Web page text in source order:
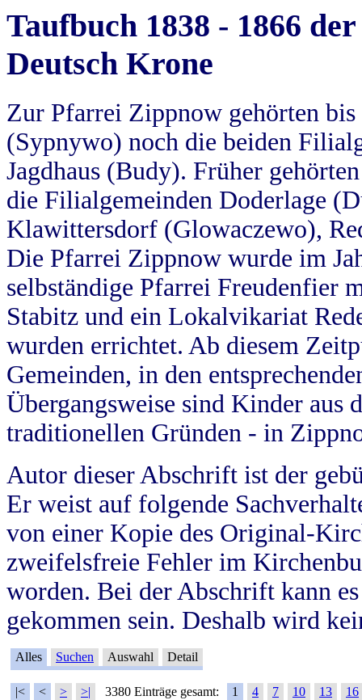
Taufbuch 1838 - 1866
Deutsch Krone
Zur Pfarrei Zippnow gehörten
(Sypnywo) noch die beiden
Jagdhaus (Budy). Früher
die Filialgemeinden Doderlage
Klawittersdorf (Glowaczewo),
Die Pfarrei Zippnow wurde im
selbständige Pfarrei Freudenfier
Stabitz und ein Lokalvikariat
wurden errichtet. Ab diesem
Gemeinden, in den
Übergangsweise sind Kinder aus
traditionellen Gründen - in
Autor dieser Abschrift ist der
Er weist auf folgende
von einer Kopie des Original-
zweifelsfreie Fehler im
worden. Bei der Abschrift kann
gekommen sein. Deshalb wird
Alles Suchen Auswahl Detail
|< < > >| 3380 Einträge gesamt: 1 4 7 10 13
16